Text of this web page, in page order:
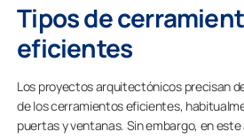
Tipos de
eficientes
Los proyectos arquitectónicos precisan
de los cerramientos eficientes,
puertas y ventanas. Sin embargo, en